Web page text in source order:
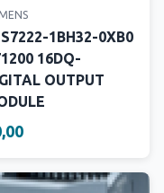
1BH32-0XB0
16DQ-
OUTPUT